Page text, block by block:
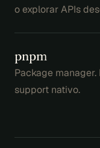
o explorar APIs
pnpm
Package
support nativo.